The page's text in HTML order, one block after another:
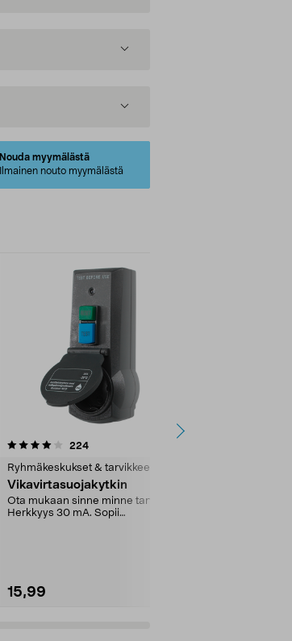
Nouda myymälästä
Ilmainen nouto myymälästä
224arvostelut
Ryhmäkeskukset & tarvikkeet
Vikavirtasuojakytkin
Ota mukaan sinne minne tarvitset.
Herkkyys 30 mA. Sopii
15,99
5.0 viidestä